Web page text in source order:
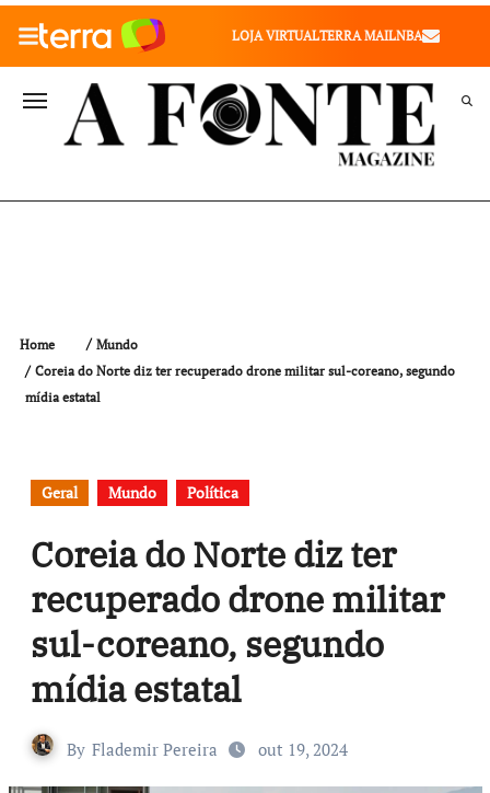
010" />
LOJA VIRTUALTERRA MAILNBA
Home
Mundo
Coreia do Norte diz ter recuperado drone militar sul-coreano, segundo
mídia estatal
Geral Mundo Política
Coreia do Norte diz ter
recuperado drone militar
sul-coreano, segundo
mídia estatal
By Flademir Pereira out 19, 2024